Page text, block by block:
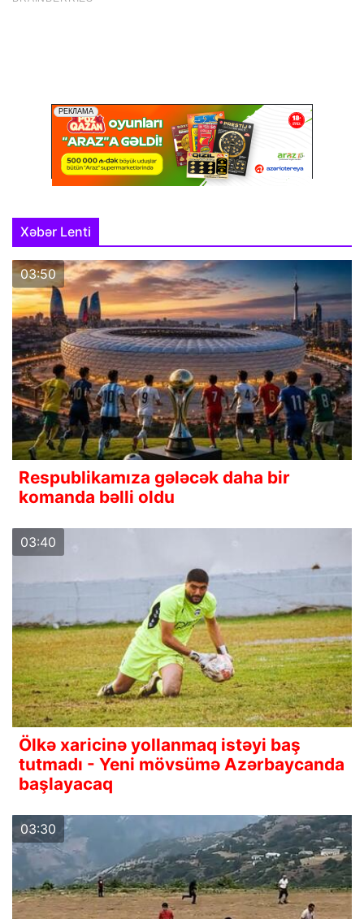
Xəbər Lenti
03:50
Respublikamıza gələcək daha bir
komanda bəlli oldu
03:40
Ölkə xaricinə yollanmaq istəyi baş
tutmadı - Yeni mövsümə Azərbaycanda
başlayacaq
03:30